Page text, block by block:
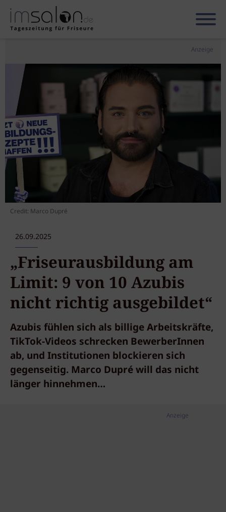
Anzeige
Credit: Marco Dupré
26.09.2025
„Friseurausbildung am
Limit: 9 von 10 Azubis
nicht richtig ausgebildet“
Azubis fühlen sich als billige Arbeitskräfte,
TikTok-Videos schrecken BewerberInnen
ab, und Institutionen blockieren sich
gegenseitig. Marco Dupré will das nicht
länger hinnehmen…
Anzeige